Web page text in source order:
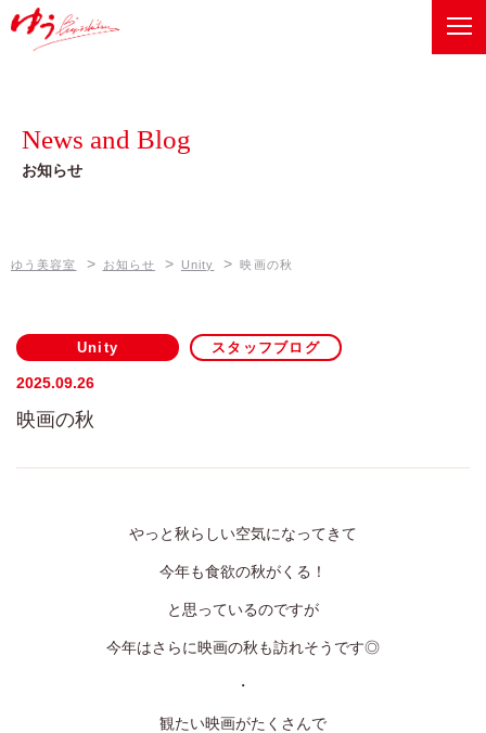
ベルジュバンスボヌールスパ
Unity
coco Porte
お知らせ
Company
会社概要
お問い合わせは、各店舗へ
025-229-2483
9:00~18:00
ゆう美容室 eQule
9:00~18:00
News and Blog
お知らせ
ゆう美容室 > お知らせ > Unity > 映画の秋
Unity スタッフブログ
2025.09.26
映画の秋
やっと秋らしい空気になってきて
今年も食欲の秋がくる！
と思っているのですが
今年はさらに映画の秋も訪れそうです◎
・
観たい映画がたくさんで